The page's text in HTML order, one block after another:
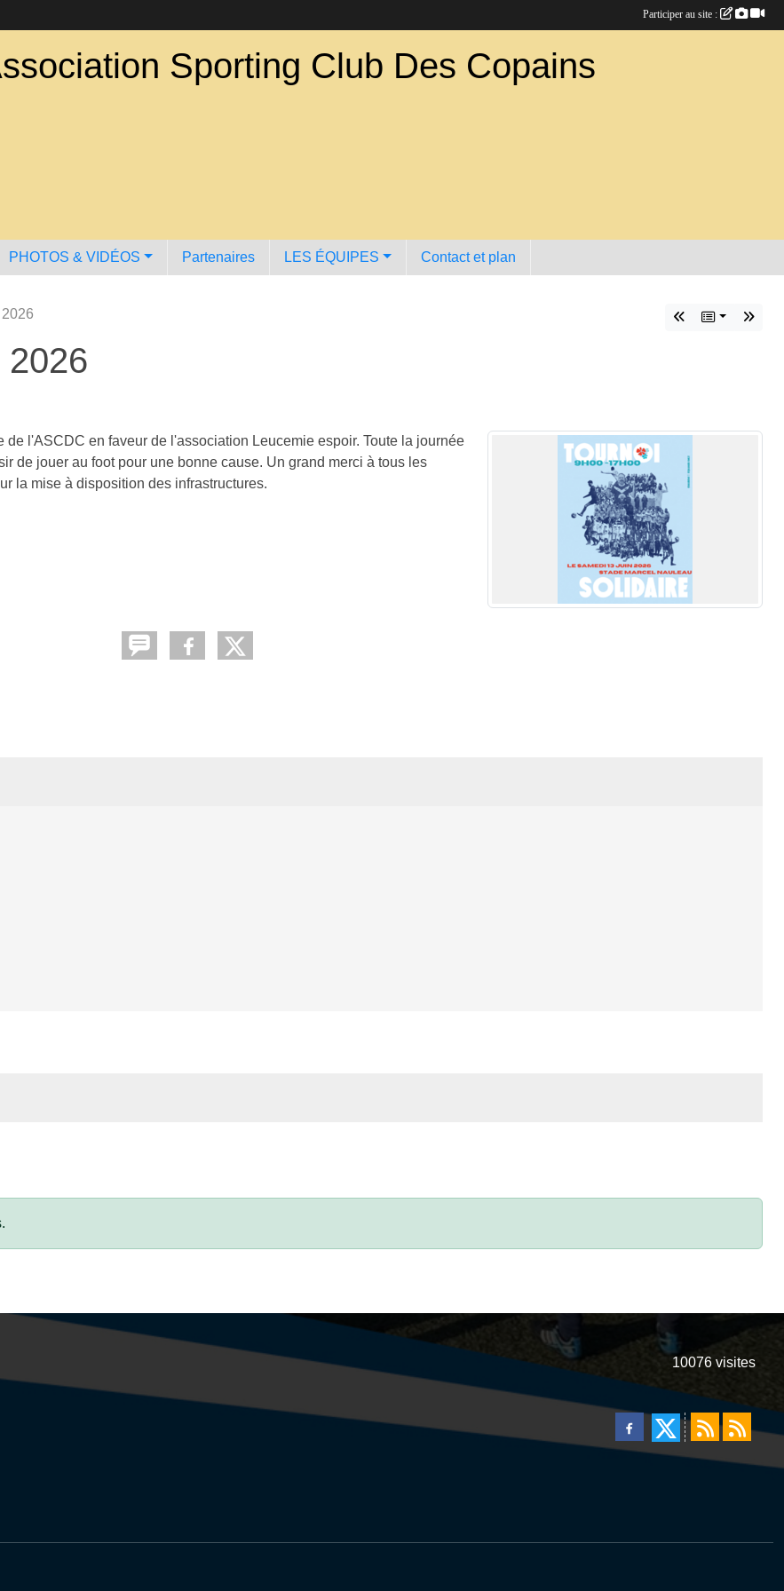
Sporting Club Des Copains
PHOTOS & VIDÉOS Partenaires LES ÉQUIPES Contact et plan
2026
l'ASCDC en faveur de l'association Leucemie espoir. Toute la journée
de jouer au foot pour une bonne cause. Un grand merci à tous les
la mise à disposition des infrastructures.
10076 visites
Participer au site :